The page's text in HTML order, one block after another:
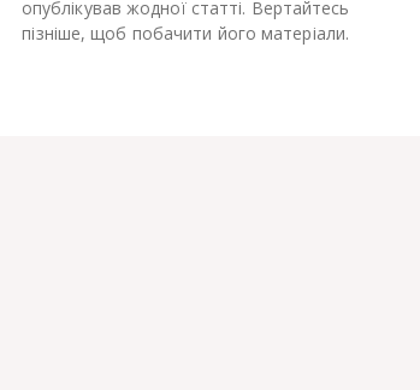
опублікував жодної статті. Вертайтесь
пізніше, щоб побачити його матеріали.